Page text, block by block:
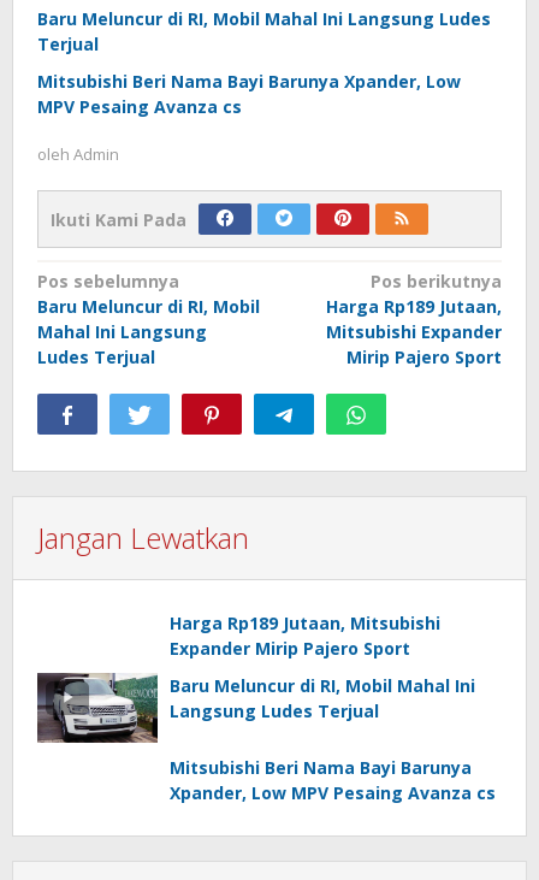
Baru Meluncur di RI, Mobil Mahal Ini Langsung Ludes
Terjual
Mitsubishi Beri Nama Bayi Barunya Xpander, Low
MPV Pesaing Avanza cs
oleh Admin
Ikuti Kami Pada
Navigasi
pos
Pos sebelumnya
Baru Meluncur di RI, Mobil
Mahal Ini Langsung
Ludes Terjual
Pos berikutnya
Harga Rp189 Jutaan,
Mitsubishi Expander
Mirip Pajero Sport
Jangan Lewatkan
Harga Rp189 Jutaan, Mitsubishi
Expander Mirip Pajero Sport
Baru Meluncur di RI, Mobil Mahal Ini
Langsung Ludes Terjual
Mitsubishi Beri Nama Bayi Barunya
Xpander, Low MPV Pesaing Avanza cs